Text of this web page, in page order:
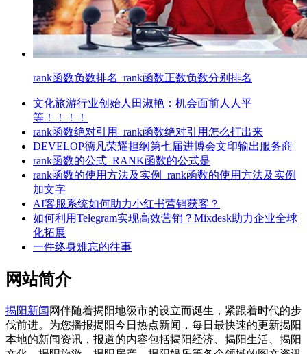
rank函数负数排名_rank函数正数负数分别排名
文化旅游行业创始人田淑艳：机会面前人人平
等！！！！
rank函数绝对引用_rank函数绝对引用怎么打出来
DEVELOP德凡荣耀担纲第七届进博会文印输出服务商
rank函数的公式_RANK函数的公式是
rank函数的使用方法及实例_rank函数的使用方法及实例
加文字
AI客服系统如何助力小红书营销获客？
如何利用Telegram实现高效营销？Mixdesk助力企业全球
化拓展
一件终身难忘的往事
网站简介
揭阳新闻 网伴随着揭阳地级市的设立而诞生，紧跟着时代的步
伐前进。为您播报揭阳今日热点新闻，每日最快速的更新揭阳
本地的新闻资讯，报道的内容包括揭阳经济、揭阳生活、揭阳